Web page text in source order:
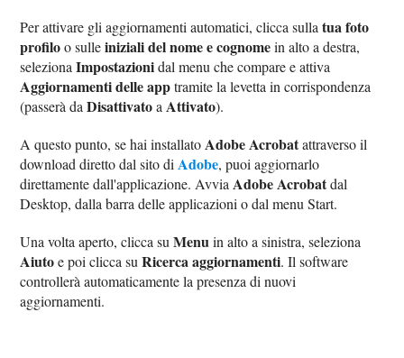
Per attivare gli aggiornamenti automatici, clicca sullatua foto
profiloo sulleiniziali del nome e cognomein alto a destra,
selezionaImpostazionidal menu che compare e attiva
Aggiornamenti delle apptramite la levetta in corrispondenza
(passerà daDisattivatoa Attivato).
A questo punto, se hai installato Adobe Acrobatattraverso il
download diretto dal sito di Adobe, puoi aggiornarlo
direttamente dall'applicazione. Avvia Adobe Acrobatdal
Desktop, dalla barra delle applicazioni o dal menu Start.
Una volta aperto, clicca suMenuin alto a sinistra, seleziona
Aiutoe poi clicca suRicerca aggiornamenti. Il software
controllerà automaticamente la presenza di nuovi
aggiornamenti.